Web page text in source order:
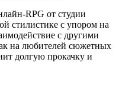
RPG от студии
стилистике с упором на
с другими
на любителей сюжетных
долгую прокачку и